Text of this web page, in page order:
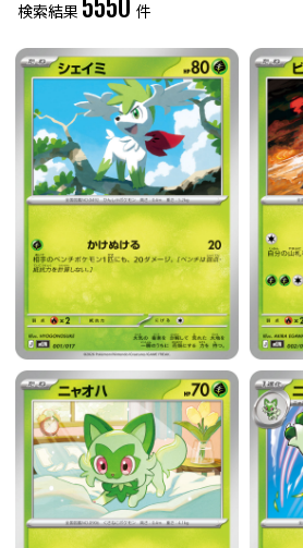
レアリティ
ミラー仕様のカード
検索結果 5550 件